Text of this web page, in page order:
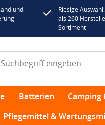
und
Riesige
als 260
Sortiment
Batterien Camping
Pflegemittel &